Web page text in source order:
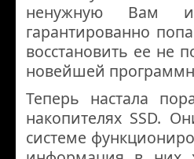
ненужную Вам
гарантированно
восстановить ее не
новейшей
Теперь настала
накопителях SSD.
системе